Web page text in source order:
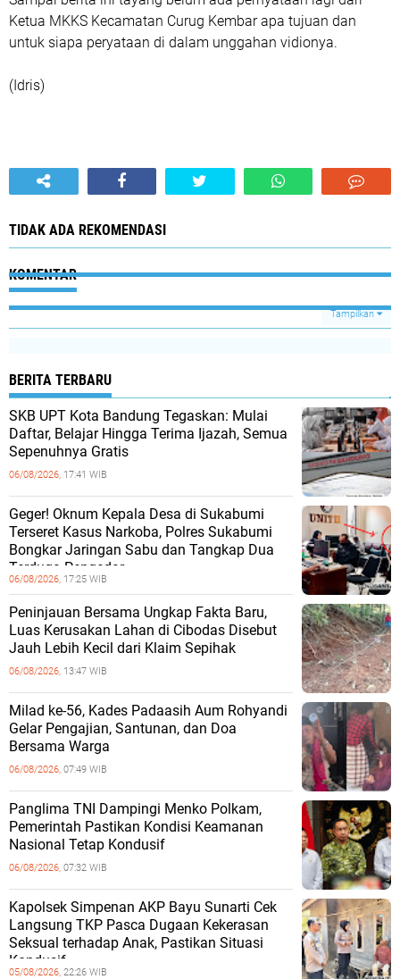
Ketua MKKS Kecamatan Curug Kembar apa tujuan dan
untuk siapa peryataan di dalam unggahan vidionya.
(Idris)
TIDAK ADA REKOMENDASI
KOMENTAR
Tampilkan
BERITA TERBARU
SKB UPT Kota Bandung Tegaskan: Mulai
Daftar, Belajar Hingga Terima Ijazah, Semua
Sepenuhnya Gratis
06/08/2026, 17:41 WIB
Geger! Oknum Kepala Desa di Sukabumi
Terseret Kasus Narkoba, Polres Sukabumi
Bongkar Jaringan Sabu dan Tangkap Dua
Terduga Pengedar
06/08/2026, 17:25 WIB
Peninjauan Bersama Ungkap Fakta Baru,
Luas Kerusakan Lahan di Cibodas Disebut
Jauh Lebih Kecil dari Klaim Sepihak
06/08/2026, 13:47 WIB
Milad ke-56, Kades Padaasih Aum Rohyandi
Gelar Pengajian, Santunan, dan Doa
Bersama Warga
06/08/2026, 07:49 WIB
Panglima TNI Dampingi Menko Polkam,
Pemerintah Pastikan Kondisi Keamanan
Nasional Tetap Kondusif
06/08/2026, 07:32 WIB
Kapolsek Simpenan AKP Bayu Sunarti Cek
Langsung TKP Pasca Dugaan Kekerasan
Seksual terhadap Anak, Pastikan Situasi
Kondusif
05/08/2026, 22:26 WIB